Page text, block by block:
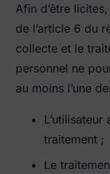
Afin d’être
de l’article 6 du
collecte et le
personnel ne
au moins l’une
traitement ;
Le